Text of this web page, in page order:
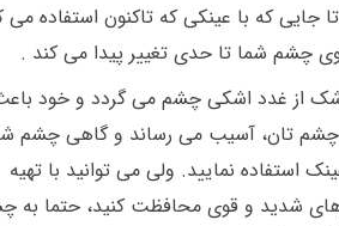
که با عینکی که تاکنون استفاده می
چشم شما تا حدی تغییر پیدا می کند .
تولید اشک از غدد اشکی چشم می گردد
تان، آسیب می رساند و گاهی چشم
استفاده نمایید. ولی می توانید با
شدید و قوی محافظت کنید، حتما به